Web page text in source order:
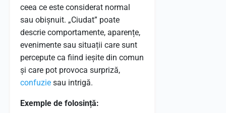
ceea ce este considerat normal
sau obișnuit. „Ciudat” poate
descrie comportamente, aparențe,
evenimente sau situații care sunt
percepute ca fiind ieșite din comun
și care pot provoca surpriză,
confuzie sau intrigă.
Exemple de folosință: